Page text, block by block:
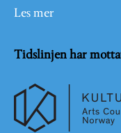
Les mer
Tidslinjen har